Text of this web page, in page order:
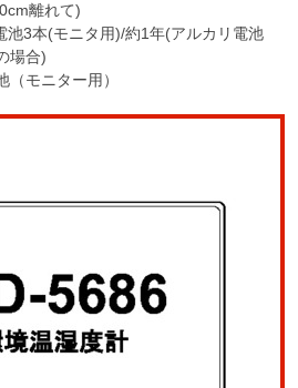
離れて)
池3本(モニタ用)/約1年(アルカリ電池
場合)
モニター用）